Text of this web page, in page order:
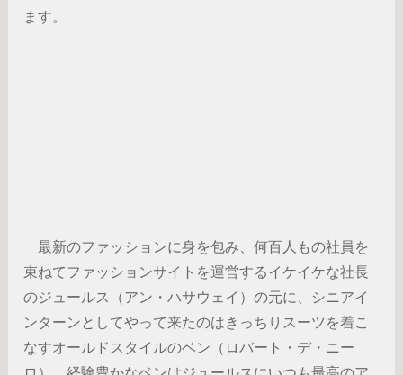
ます。
最新のファッションに身を包み、何百人もの社員を
束ねてファッションサイトを運営するイケイケな社長
のジュールス（アン・ハサウェイ）の元に、シニアイ
ンターンとしてやって来たのはきっちりスーツを着こ
なすオールドスタイルのベン（ロバート・デ・ニー